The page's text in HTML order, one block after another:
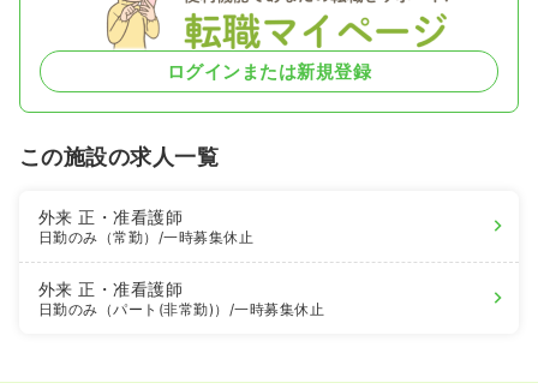
ログインまたは新規登録
この施設の求人一覧
外来正・准看護師
日勤のみ（常勤） /一時募集休止
外来正・准看護師
日勤のみ（パート(非常勤)） /一時募集休止